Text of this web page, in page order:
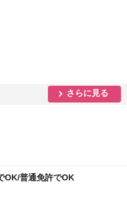
さらに見る
OK/普通免許でOK